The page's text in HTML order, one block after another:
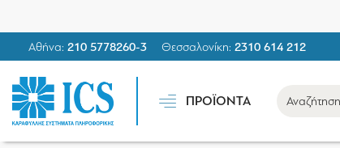
Αθήνα: 210 5778260-3 Θεσσαλονίκη: 2310 614 212
ΠΡΟΪΟΝΤΑ